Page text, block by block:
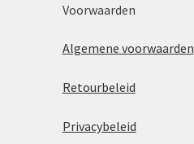
Voorwaarden
Algemene voorwaarden
Retourbeleid
Privacybeleid